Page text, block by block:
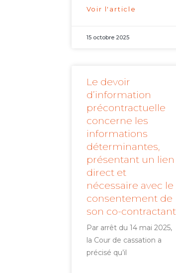
Voir l'article
15 octobre 2025
Le devoir
d’information
précontractuelle
concerne les
informations
déterminantes,
présentant un lien
direct et
nécessaire avec le
consentement de
son co-contractant
Par arrêt du 14 mai 2025,
la Cour de cassation a
précisé qu’il